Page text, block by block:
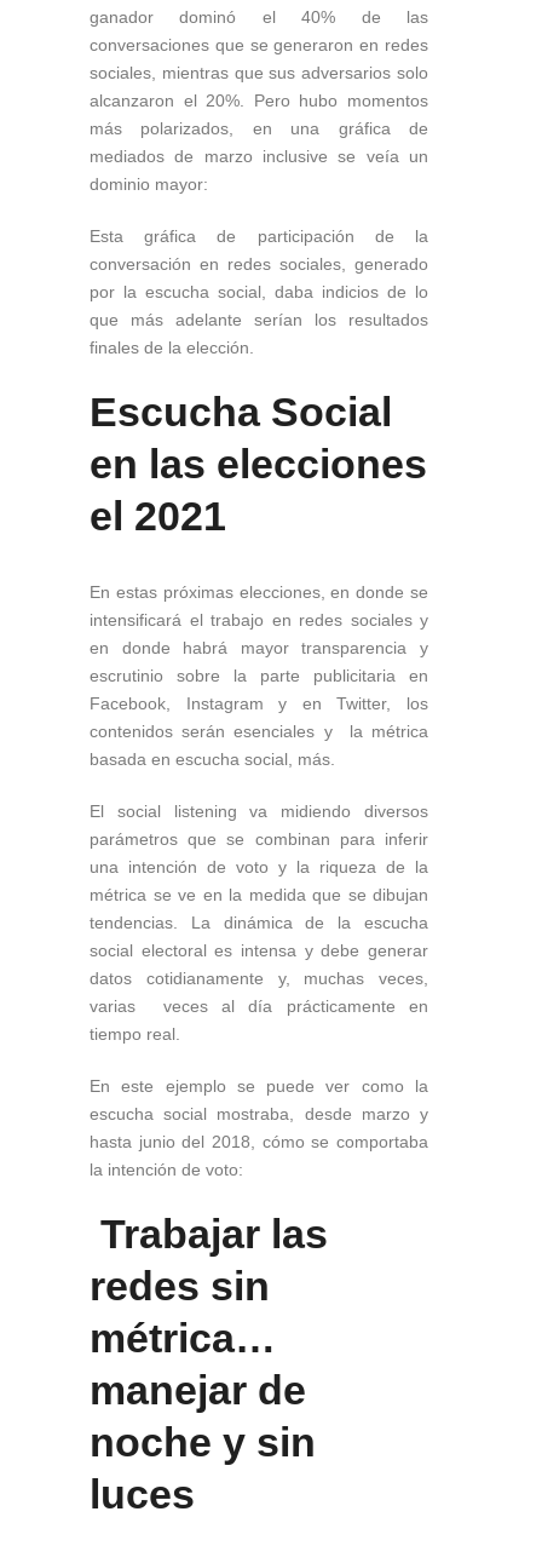
ganador dominó el 40% de las
conversaciones que se generaron en redes
sociales, mientras que sus adversarios solo
alcanzaron el 20%. Pero hubo momentos
más polarizados, en una gráfica de
mediados de marzo inclusive se veía un
dominio mayor:
Esta gráfica de participación de la
conversación en redes sociales, generado
por la escucha social, daba indicios de lo
que más adelante serían los resultados
finales de la elección.
Escucha Social
en las elecciones
el 2021
En estas próximas elecciones, en donde se
intensificará el trabajo en redes sociales y
en donde habrá mayor transparencia y
escrutinio sobre la parte publicitaria en
Facebook, Instagram y en Twitter, los
contenidos serán esenciales y la métrica
basada en escucha social, más.
El social listening va midiendo diversos
parámetros que se combinan para inferir
una intención de voto y la riqueza de la
métrica se ve en la medida que se dibujan
tendencias. La dinámica de la escucha
social electoral es intensa y debe generar
datos cotidianamente y, muchas veces,
varias veces al día prácticamente en
tiempo real.
En este ejemplo se puede ver como la
escucha social mostraba, desde marzo y
hasta junio del 2018, cómo se comportaba
la intención de voto:
Trabajar las
redes sin
métrica…
manejar de
noche y sin
luces